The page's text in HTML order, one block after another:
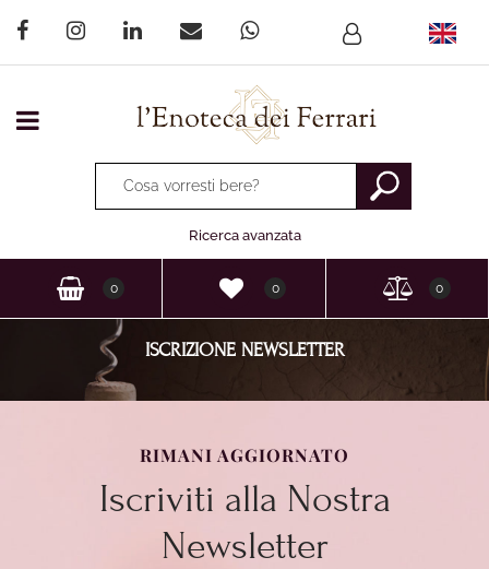
Open menu
La modifica di un filtro aggiorna automaticamente gli
Ricerca avanzata
0 0 0
ISCRIZIONE NEWSLETTER
RIMANI AGGIORNATO
Iscriviti alla Nostra
Newsletter